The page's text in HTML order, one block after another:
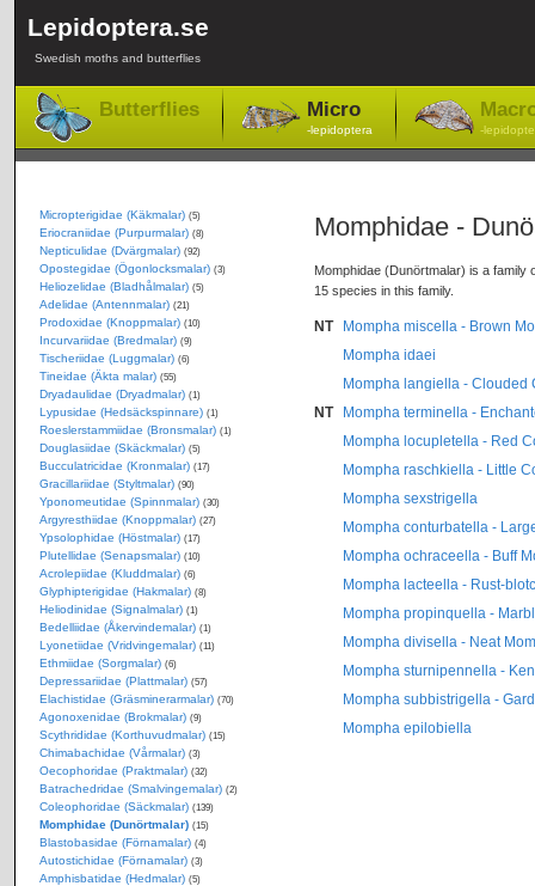
Lepidoptera.se
Swedish moths and butterflies
Butterflies Micro
-lepidoptera -
Momphidae -
Momphidae (Dunörtmalar) is a family
15 species in this family.
NT
Mompha miscella - Brown
Mompha idaei
Mompha langiella - Clouded
NT
Mompha terminella -
Mompha locupletella - Red
Mompha raschkiella - Little
Mompha sexstrigella
Mompha conturbatella -
Mompha ochraceella - Buff
Mompha lacteella - Rust-
Mompha propinquella -
Mompha divisella - Neat
Mompha sturnipennella -
Mompha subbistrigella -
Mompha epilobiella
Micropterigidae (Käkmalar) (5)
Eriocraniidae (Purpurmalar) (8)
Nepticulidae (Dvärgmalar) (92)
Opostegidae (Ögonlocksmalar) (3)
Heliozelidae (Bladhålmalar) (5)
Adelidae (Antennmalar) (21)
Prodoxidae (Knoppmalar) (10)
Incurvariidae (Bredmalar) (9)
Tischeriidae (Luggmalar) (6)
Tineidae (Äkta malar) (55)
Dryadaulidae (Dryadmalar) (1)
Lypusidae (Hedsäckspinnare) (1)
Roeslerstammiidae (Bronsmalar) (1)
Douglasiidae (Skäckmalar) (5)
Bucculatricidae (Kronmalar) (17)
Gracillariidae (Styltmalar) (90)
Yponomeutidae (Spinnmalar) (30)
Argyresthiidae (Knoppmalar) (27)
Ypsolophidae (Höstmalar) (17)
Plutellidae (Senapsmalar) (10)
Acrolepiidae (Kluddmalar) (6)
Glyphipterigidae (Hakmalar) (8)
Heliodinidae (Signalmalar) (1)
Bedelliidae (Åkervindemalar) (1)
Lyonetiidae (Vridvingemalar) (11)
Ethmiidae (Sorgmalar) (6)
Depressariidae (Plattmalar) (57)
Elachistidae (Gräsminerarmalar) (70)
Agonoxenidae (Brokmalar) (9)
Scythrididae (Korthuvudmalar) (15)
Chimabachidae (Vårmalar) (3)
Oecophoridae (Praktmalar) (32)
Batrachedridae (Smalvingemalar) (2)
Coleophoridae (Säckmalar) (139)
Momphidae (Dunörtmalar) (15)
Blastobasidae (Förnamalar) (4)
Autostichidae (Förnamalar) (3)
Amphisbatidae (Hedmalar) (5)